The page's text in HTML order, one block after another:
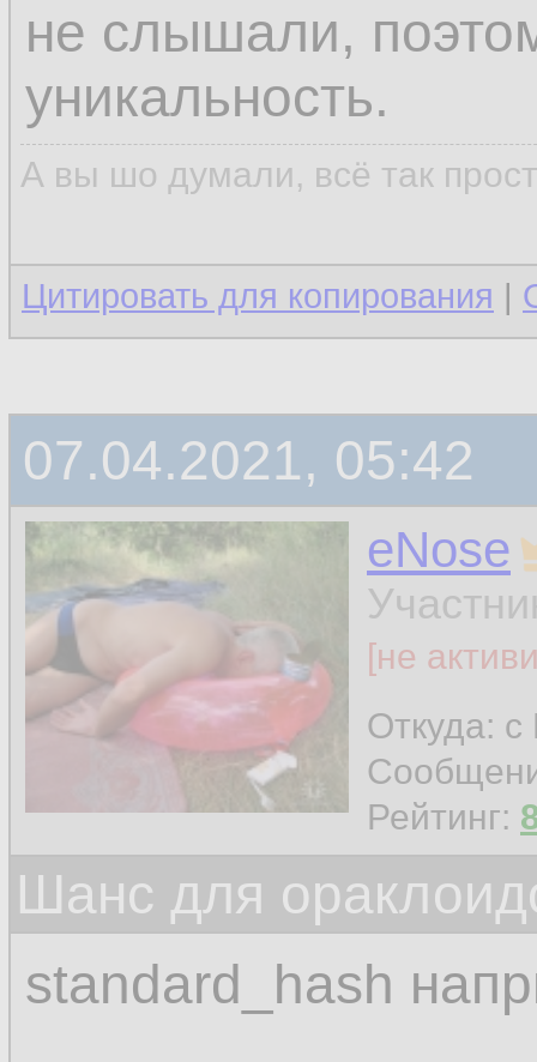
не слышали,
уникальность.
А вы шо думали, всё так
Цитировать для копирования |
07.04.2021, 05:42
eNose
[не
Откуда: с
Рейтинг:
Шанс для
standard_hash